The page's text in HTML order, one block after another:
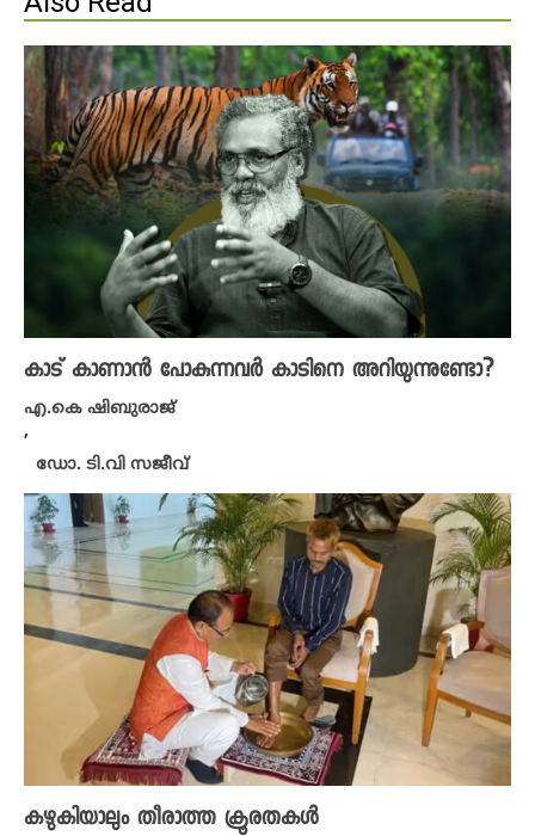
കാട് കാണാൻ പോകുന്നവർ കാടിനെ അറിയുന്നുണ്ടോ?
എ.കെ ഷിബുരാജ്
,
ഡോ. ടി.വി സജീവ്
കഴുകിയാലും തീരാത്ത ക്രൂരതകൾ